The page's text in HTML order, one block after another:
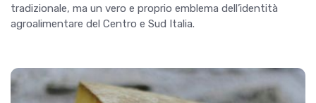
tradizionale, ma un vero e proprio emblema dell’identità
agroalimentare del Centro e Sud Italia.